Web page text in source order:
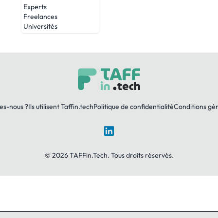
Experts
Freelances
Universités
nous ?Ils utilisent Taffin.techPolitique de confidentialitéConditions
LinkedIn
© 2026 TAFFin.Tech. Tous droits réservés.